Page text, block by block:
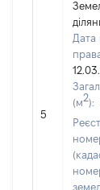
5
Дата
(м2):